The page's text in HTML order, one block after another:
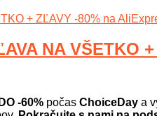
NA VŠETKO
-60% počas ChoiceDay a